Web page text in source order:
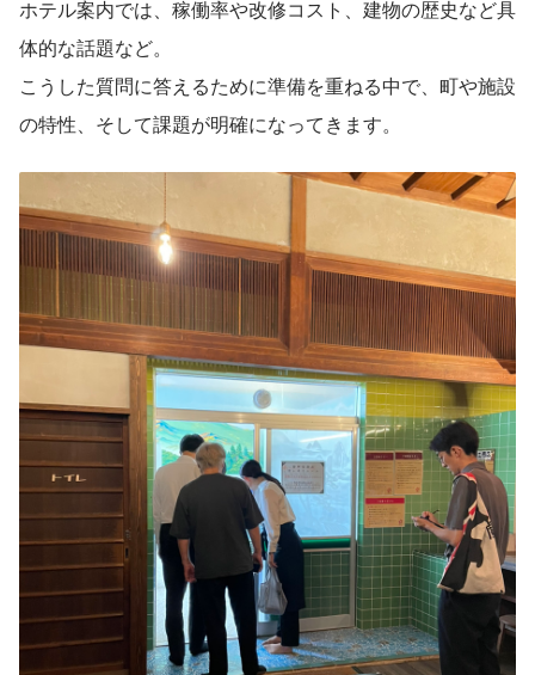
ホテル案内では、稼働率や改修コスト、建物の歴史など具
体的な話題など。
こうした質問に答えるために準備を重ねる中で、町や施設
の特性、そして課題が明確になってきます。